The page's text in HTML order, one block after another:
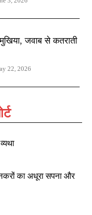
जवाब से कतराती
22, 2026
का अधूरा सपना और